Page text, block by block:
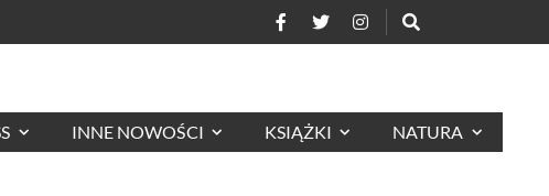
INNE NOWOŚCI KSIĄŻKI NATURA